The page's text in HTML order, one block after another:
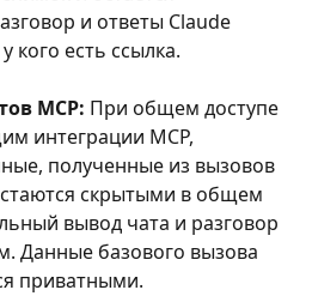
и ответы Claude
кого есть ссылка.
MCP: При общем доступе
интеграции MCP,
полученные из вызовов
скрытыми в общем
вывод чата и разговор
Данные базового вызова
приватными.